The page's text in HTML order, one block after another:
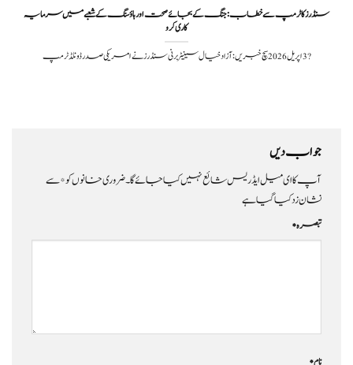
سنڈرز کا ٹرمپ سے خطاب: جنگ کے بجائے صحت اور ہاؤسنگ کے شعبے میں سرمایہ
کاری کرو
?️ 3 اپریل 2026سچ خبریں: آزاد خیال سینیٹر برنی سنڈرز نے امریکی صدر ڈونلڈ ٹرمپ
جواب دیں
آپ کا ای میل ایڈریس شائع نہیں کیا جائے گا۔ضروری خانوں کو*سے
نشان زد کیا گیا ہے
تبصرہ*
نام*